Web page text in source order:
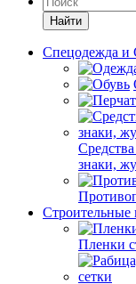
Найти
Спецодежда
знаки,
Строительные
Пленки